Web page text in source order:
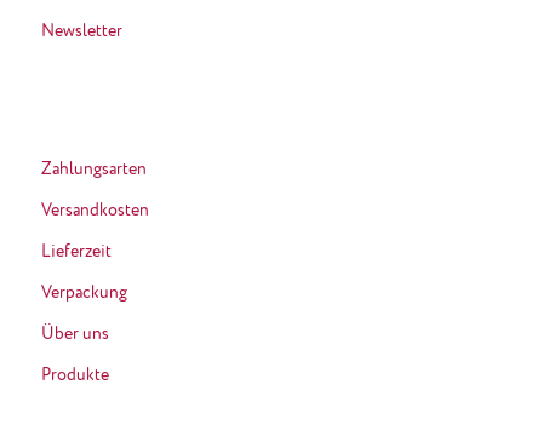
Newsletter
Zahlungsarten
Versandkosten
Lieferzeit
Verpackung
Über uns
Produkte